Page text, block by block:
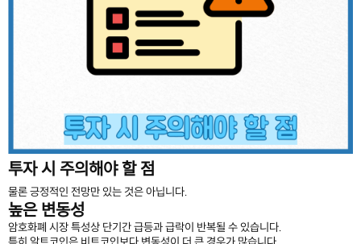
투자 시 주의해야 할 점
물론 긍정적인 전망만 있는 것은 아닙니다.
높은 변동성
암호화폐 시장 특성상 단기간 급등과 급락이 반복될 수 있습니다.